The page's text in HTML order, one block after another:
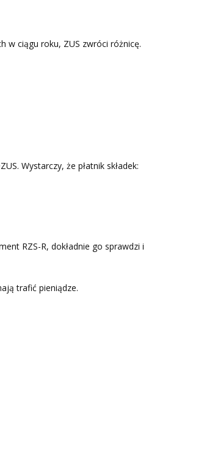
w ciągu roku, ZUS zwróci różnicę.
Wystarczy, że płatnik składek:
RZS-R, dokładnie go sprawdzi i
trafić pieniądze.